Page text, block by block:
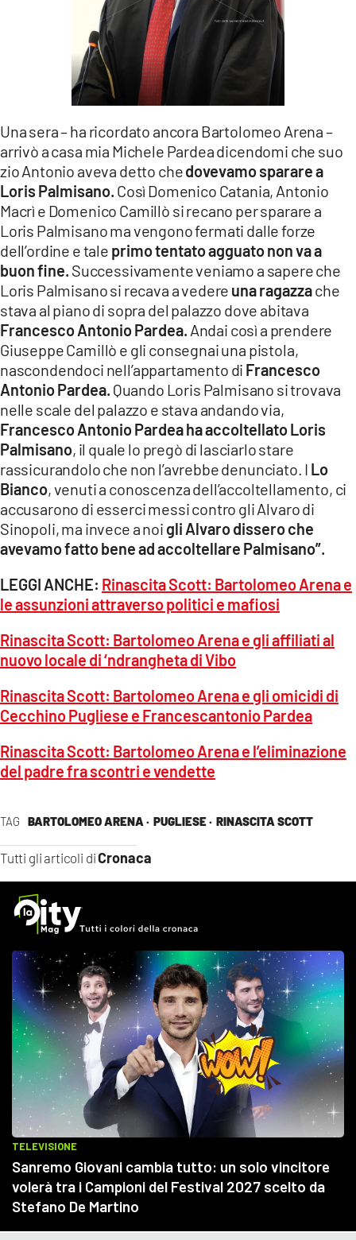
TAG BARTOLOMEO ARENA · PUGLIESE · RINASCITA SCOTT
Tutti gli articoli diCronaca
Una sera – ha ricordato ancora Bartolomeo Arena –
arrivò a casa mia Michele Pardea dicendomi che suo
zio Antonio aveva detto chedovevamo sparare a
Loris Palmisano. Così Domenico Catania, Antonio
Macrì e Domenico Camillò si recano per sparare a
Loris Palmisano ma vengono fermati dalle forze
dell’ordine e tale primo tentato agguato non va a
buon fine. Successivamente veniamo a sapere che
Loris Palmisano si recava a vedere una ragazzache
stava al piano di sopra del palazzo dove abitava
Francesco Antonio Pardea. Andai così a prendere
Giuseppe Camillò e gli consegnai una pistola,
nascondendoci nell’appartamento di Francesco
Antonio Pardea. Quando Loris Palmisano si trovava
nelle scale del palazzo e stava andando via,
Francesco Antonio Pardea ha accoltellato Loris
Palmisano, il quale lo pregò di lasciarlo stare
rassicurandolo che non l’avrebbe denunciato. I Lo
Bianco, venuti a conoscenza dell’accoltellamento, ci
accusarono di esserci messi contro gli Alvaro di
Sinopoli, ma invece a noi gli Alvaro dissero che
avevamo fatto bene ad accoltellare Palmisano”.
LEGGI ANCHE: Rinascita Scott: Bartolomeo Arena e
le assunzioni attraverso politici e mafiosi
Rinascita Scott: Bartolomeo Arena e gli affiliati al
nuovo locale di ‘ndrangheta di Vibo
Rinascita Scott: Bartolomeo Arena e gli omicidi di
Cecchino Pugliese e Francescantonio Pardea
Rinascita Scott: Bartolomeo Arena e l’eliminazione
del padre fra scontri e vendette